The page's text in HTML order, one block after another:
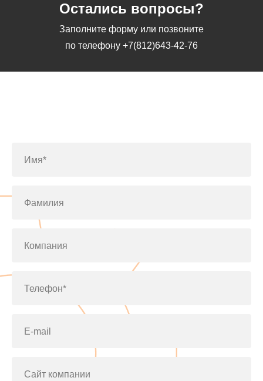
Остались вопросы?
Заполните форму или позвоните
по телефону +7(812)643-42-76
Имя*
Фамилия
Компания
Телефон*
E-mail
Сайт компании